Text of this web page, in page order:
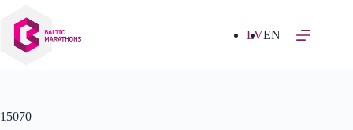
saturu
LVEN
15070